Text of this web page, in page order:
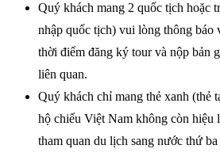
Quý khách mang 2 quốc tịch hoặc
nhập quốc tịch) vui lòng thông báo
thời điểm đăng ký tour và nộp bản
liên quan.
Quý khách chỉ mang thẻ xanh (thẻ
hộ chiếu Việt Nam không còn hiệu
tham quan du lịch sang nước thứ